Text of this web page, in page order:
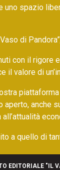
uno spazio
di
con il rigore
il valore di
anche
a quello di
EDITORIALE "IL